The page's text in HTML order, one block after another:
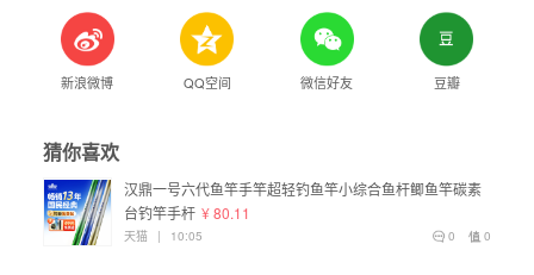
新浪微博 QQ空间 微信好友 豆瓣
猜你喜欢
汉鼎一号六代鱼竿手竿超轻钓鱼竿小综合鱼杆鲫鱼竿碳素
台钓竿手杆 ¥ 80.11
0
0
天猫 | 10:05